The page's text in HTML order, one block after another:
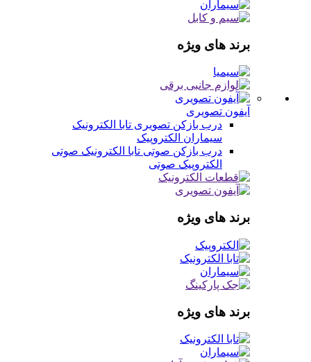
برند های ویژه
آیفون تصویری
درب بازکن تصویری تابا الکترونیک
سیماران الکتروپیک
درب بازکن صوتی تابا الکترونیک صوتی
الکتروپیک صوتی
برند های ویژه
برند های ویژه